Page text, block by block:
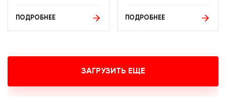
ПОДРОБНЕЕ ПОДРОБНЕЕ
ЗАГРУЗИТЬ ЕЩЕ